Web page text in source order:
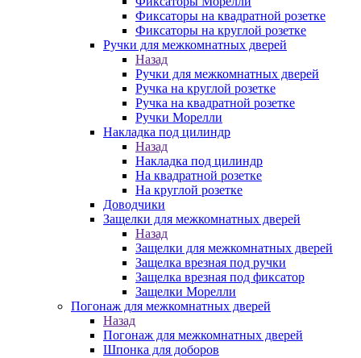
Фиксаторы на квадратной розетке
Фиксаторы на круглой розетке
Ручки для межкомнатных дверей
Назад
Ручки для межкомнатных дверей
Ручка на круглой розетке
Ручка на квадратной розетке
Ручки Морелли
Накладка под цилиндр
Назад
Накладка под цилиндр
На квадратной розетке
На круглой розетке
Доводчики
Защелки для межкомнатных дверей
Назад
Защелки для межкомнатных дверей
Защелка врезная под ручки
Защелка врезная под фиксатор
Защелки Морелли
Погонаж для межкомнатных дверей
Назад
Погонаж для межкомнатных дверей
Шпонка для доборов